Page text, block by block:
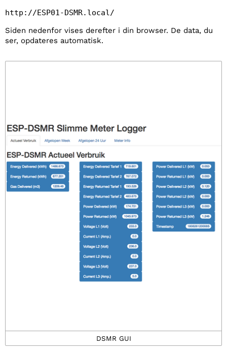
http://ESP01-DSMR.local/
Siden nedenfor vises derefter i din browser. De data, du
ser, opdateres automatisk.
DSMR GUI